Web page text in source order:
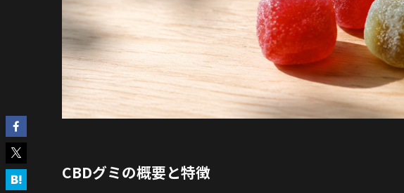
CBDグミの概要と特徴